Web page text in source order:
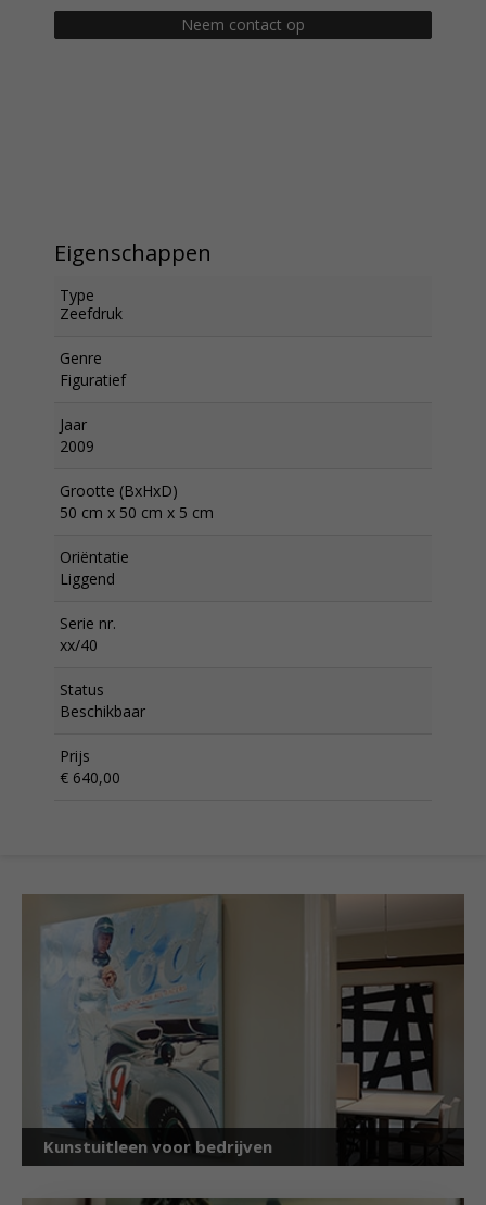
Neem contact op
Eigenschappen
Type
Zeefdruk
Genre
Figuratief
Jaar
2009
Grootte (BxHxD)
50 cm x 50 cm x 5 cm
Oriëntatie
Liggend
Serie nr.
xx/40
Status
Beschikbaar
Prijs
€ 640,00
Kunstuitleen voor bedrijven